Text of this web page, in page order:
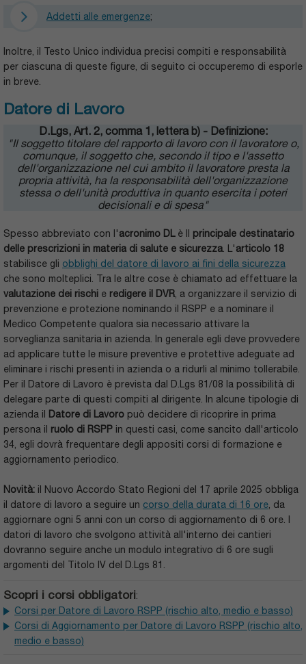
Addetti alle emergenze;
Inoltre, il Testo Unico individua precisi compiti e responsabilità
per ciascuna di queste figure, di seguito ci occuperemo di esporle
in breve.
Datore di Lavoro
D.Lgs, Art. 2, comma 1, lettera b) - Definizione:
"Il soggetto titolare del rapporto di lavoro con il lavoratore o,
comunque, il soggetto che, secondo il tipo e l'assetto
dell'organizzazione nel cui ambito il lavoratore presta la
propria attività, ha la responsabilità dell'organizzazione
stessa o dell'unità produttiva in quanto esercita i poteri
decisionali e di spesa"
Spesso abbreviato con l'acronimo DL è Il principale destinatario
delle prescrizioni in materia di salute e sicurezza. L'articolo 18
stabilisce gli obblighi del datore di lavoro ai fini della sicurezza
che sono molteplici. Tra le altre cose è chiamato ad effettuare la
valutazione dei rischi e redigere il DVR , a organizzare il servizio di
prevenzione e protezione nominando il RSPP e a nominare il
Medico Competente qualora sia necessario attivare la
sorveglianza sanitaria in azienda. In generale egli deve provvedere
ad applicare tutte le misure preventive e protettive adeguate ad
eliminare i rischi presenti in azienda o a ridurli al minimo tollerabile.
Per il Datore di Lavoro è prevista dal D.Lgs 81/08 la possibilità di
delegare parte di questi compiti al dirigente. In alcune tipologie di
azienda il
Datore di Lavoro può decidere di ricoprire in prima
persona il ruolo di RSPP in questi casi, come sancito dall'articolo
34, egli dovrà frequentare degli appositi corsi di formazione e
aggiornamento periodico.
Novità: il Nuovo Accordo Stato Regioni del 17 aprile 2025 obbliga
il datore di lavoro a seguire un corso della durata di 16 ore , da
aggiornare ogni 5 anni con un corso di aggiornamento di 6 ore. I
datori di lavoro che svolgono attività all'interno dei cantieri
dovranno seguire anche un modulo integrativo di 6 ore sugli
argomenti del Titolo IV del D.Lgs 81.
Scopri i corsi obbligatori:
Corsi per Datore di Lavoro RSPP (rischio alto, medio e basso)
Corsi di Aggiornamento per Datore di Lavoro RSPP (rischio alto,
medio e basso)